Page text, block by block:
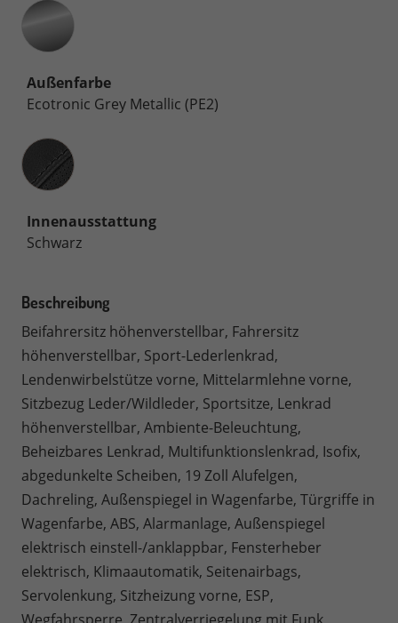
Außenfarbe
Ecotronic Grey Metallic (PE2)
Innenausstattung
Innenausstattung
Schwarz
Beschreibung
Beifahrersitz höhenverstellbar, Fahrersitz
höhenverstellbar, Sport-Lederlenkrad,
Lendenwirbelstütze vorne, Mittelarmlehne vorne,
Sitzbezug Leder/Wildleder, Sportsitze, Lenkrad
höhenverstellbar, Ambiente-Beleuchtung,
Beheizbares Lenkrad, Multifunktionslenkrad, Isofix,
abgedunkelte Scheiben, 19 Zoll Alufelgen,
Dachreling, Außenspiegel in Wagenfarbe, Türgriffe in
Wagenfarbe, ABS, Alarmanlage, Außenspiegel
elektrisch einstell-/anklappbar, Fensterheber
elektrisch, Klimaautomatik, Seitenairbags,
Servolenkung, Sitzheizung vorne, ESP,